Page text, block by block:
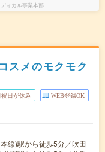
ィカル事業本部
スメのモクモク
祝日が休み WEB登録OK
線)駅から徒歩5分／吹田